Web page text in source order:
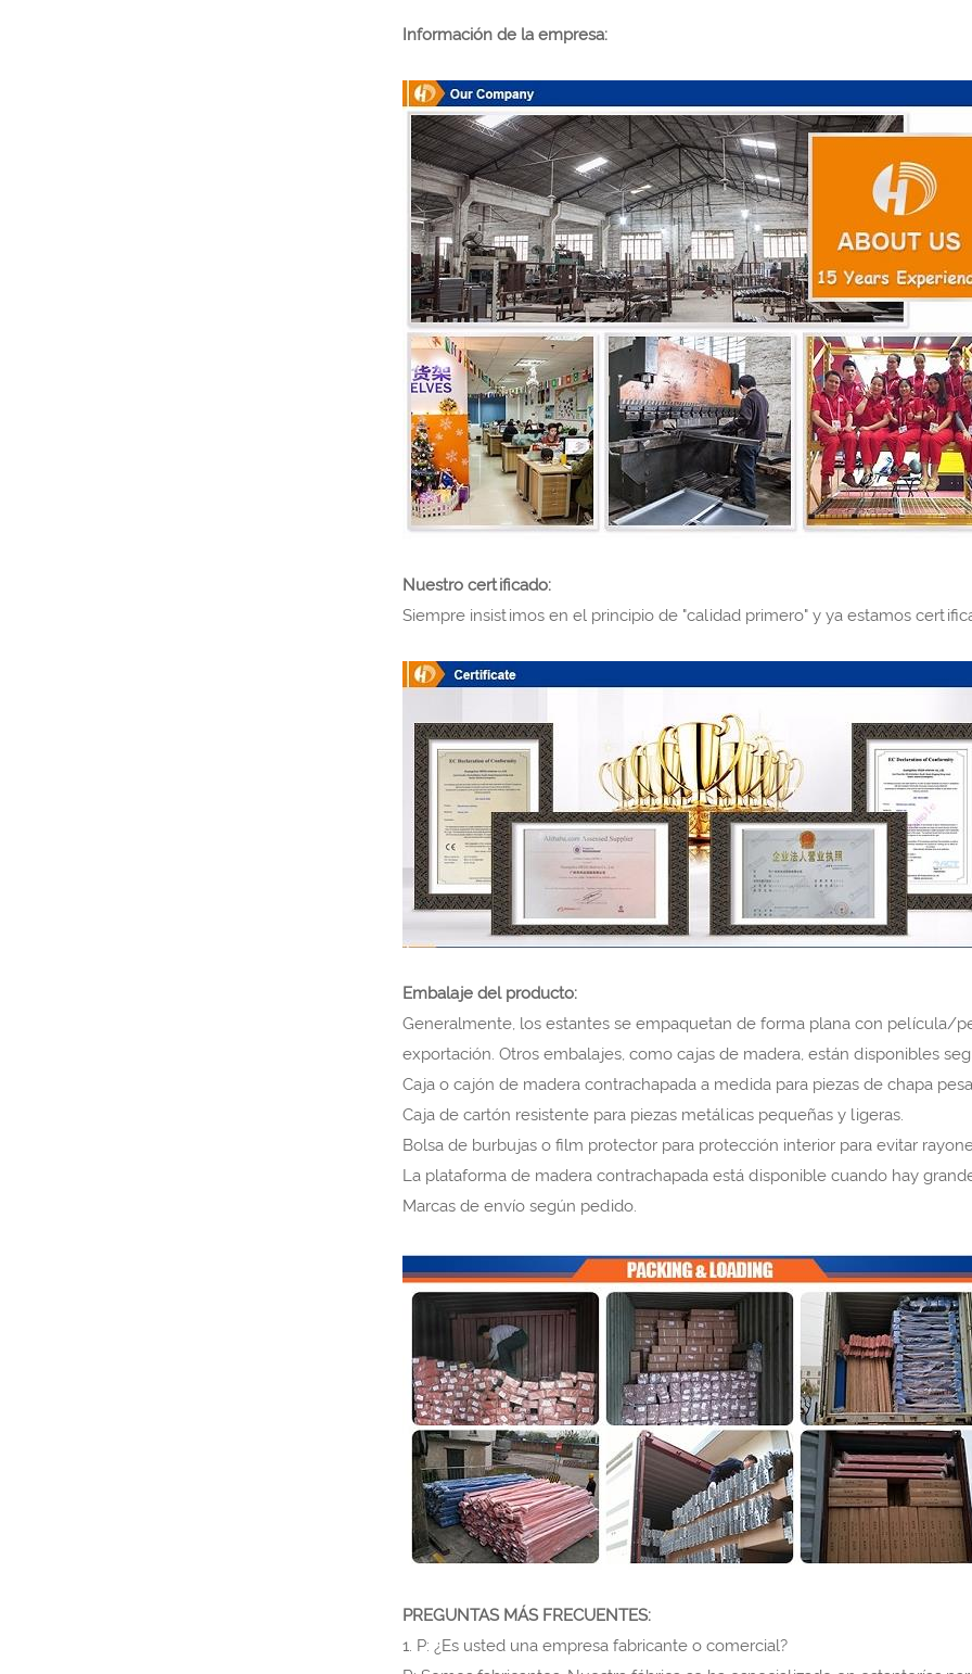
Información de la empresa:
Nuestro certificado:
Siempre insistimos en el principio de "calidad primero" y ya estamos
Embalaje del producto:
Generalmente, los estantes se empaquetan de forma plana con película/
exportación. Otros embalajes, como cajas de madera, están disponibles
Caja o cajón de madera contrachapada a medida para piezas de chapa
Caja de cartón resistente para piezas metálicas pequeñas y ligeras.
Bolsa de burbujas o film protector para protección interior para evitar
La plataforma de madera contrachapada está disponible cuando hay
Marcas de envío según pedido.
PREGUNTAS MÁS FRECUENTES:
1. P: ¿Es usted una empresa fabricante o comercial?